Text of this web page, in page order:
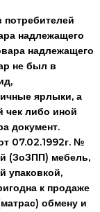
потребителей
надлежащего
надлежащего
не был в
ярлыки, а
чек либо иной
документ.
07.02.1992г. №
(ЗоЗПП) мебель,
упаковкой,
к продаже
обмену и